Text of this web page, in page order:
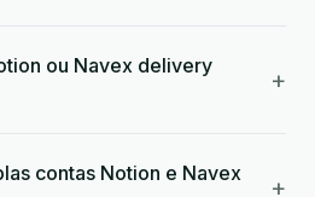
ou Navex delivery
+
contas Notion e Navex
+